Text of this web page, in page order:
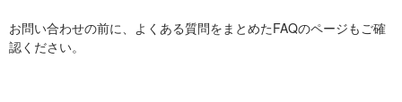
お問い合わせの前に、よくある質問をまとめたFAQのページもご確
認ください。